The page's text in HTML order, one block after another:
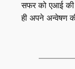
सफर को एआई
ही अपने